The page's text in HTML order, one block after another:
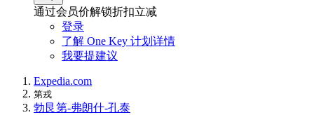
通过会员价解锁折扣立减
登录
了解 One Key 计划详情
我要提建议
Expedia.com
第戎
勃艮第-弗朗什-孔泰